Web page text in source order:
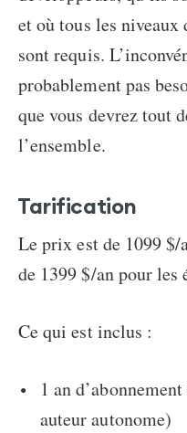
et où tous les niveaux
sont requis.
probablement pas
que vous devrez tout
l’ensemble.
Tarification
Le prix est de 1099
de 1399 $/an pour les
Ce qui est inclus :
1 an
auteur autonome)